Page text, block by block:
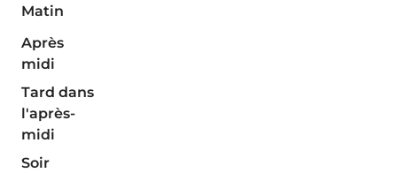
Matin
Après
midi
Tard dans
l'après-
midi
Soir